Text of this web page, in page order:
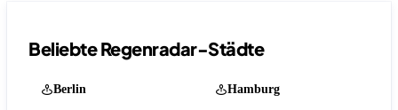
Beliebte Regenradar-Städte
Berlin Hamburg